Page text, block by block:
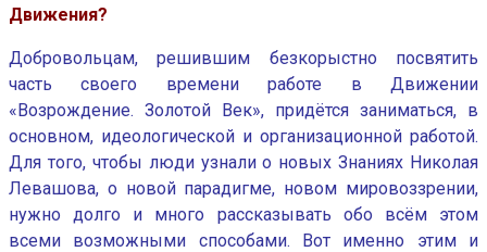
Движения?
Добровольцам, решившим безкорыстно посвятить
часть своего времени работе в Движении
«Возрождение. Золотой Век», придётся заниматься, в
основном, идеологической и организационной работой.
Для того, чтобы люди узнали о новых Знаниях Николая
Левашова, о новой парадигме, новом мировоззрении,
нужно долго и много рассказывать обо всём этом
всеми возможными способами. Вот именно этим и